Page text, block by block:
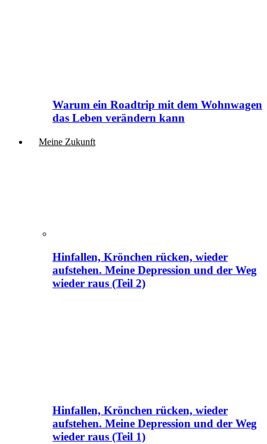
Warum ein Roadtrip mit dem Wohnwagen
das Leben verändern kann
Meine Zukunft
Hinfallen, Krönchen rücken, wieder
aufstehen. Meine Depression und der Weg
wieder raus (Teil 2)
Hinfallen, Krönchen rücken, wieder
aufstehen. Meine Depression und der Weg
wieder raus (Teil 1)